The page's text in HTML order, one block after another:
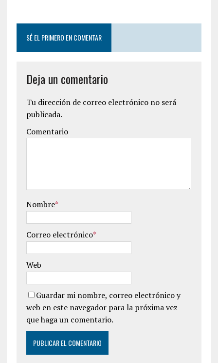
SÉ EL PRIMERO EN COMENTAR
Deja un comentario
Tu dirección de correo electrónico no será
publicada.
Comentario
Nombre*
Correo electrónico*
Web
Guardar mi nombre, correo electrónico y
web en este navegador para la próxima vez
que haga un comentario.